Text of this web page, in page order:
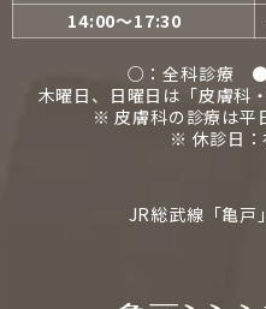
14:00〜17:30
○：全科診療 ●
木曜日、日曜日は「皮膚科
※ 皮膚科の診療は平
※ 休診日：
JR総武線「亀